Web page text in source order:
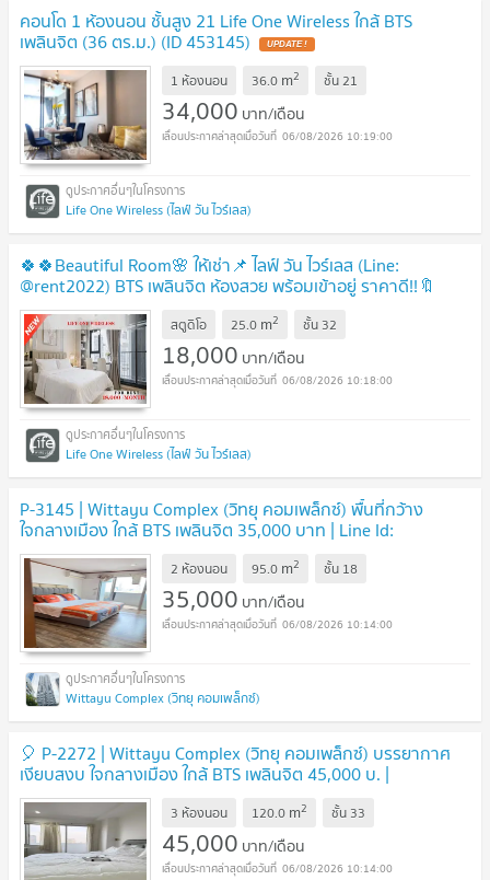
คอนโด 1 ห้องนอน ชั้นสูง 21 Life One Wireless ใกล้ BTS
เพลินจิต (36 ตร.ม.) (ID 453145)
1 ห้องนอน 36.0 m2 ชั้น21
34,000 บาท/เดือน
06/08/2026 10:19:00
Life One Wireless (ไลฟ์ วัน ไวร์เลส)
🍀🍀Beautiful Room🌸 ให้เช่า📌 ไลฟ์ วัน ไวร์เลส (Line:
@rent2022) BTS เพลินจิต ห้องสวย พร้อมเข้าอยู่ ราคาดี!!🔖
A08187
สตูดิโอ 25.0 m2 ชั้น 32
18,000 บาท/เดือน
06/08/2026 10:18:00
Life One Wireless (ไลฟ์ วัน ไวร์เลส)
P-3145 | Wittayu Complex (วิทยุ คอมเพล็กซ์) พื้นที่กว้าง
ใจกลางเมือง ใกล้ BTS เพลินจิต 35,000 บาท | Line Id:
@easycondoplus | 099-229-6397
2 ห้องนอน 95.0 m2 ชั้น 18
35,000 บาท/เดือน
06/08/2026 10:14:00
Wittayu Complex (วิทยุ คอมเพล็กซ์)
🎈 P-2272 | Wittayu Complex (วิทยุ คอมเพล็กซ์) บรรยากาศ
เงียบสงบ ใจกลางเมือง ใกล้ BTS เพลินจิต 45,000 บ. |
@easycondoplus | 099-229-6397
3 ห้องนอน 120.0 m2 ชั้น 33
45,000 บาท/เดือน
06/08/2026 10:14:00